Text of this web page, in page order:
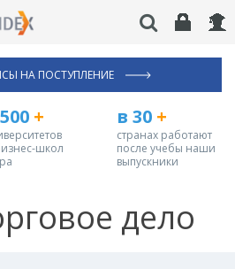
НА ПОСТУПЛЕНИЕ
+
школ
в 30+
странах работают
после учебы наши
выпускники
дело